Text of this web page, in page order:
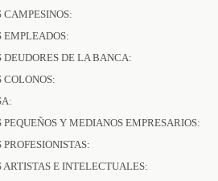
EMPLEADOS:
DE LA BANCA:
Y MEDIANOS EMPRESARIOS:
E INTELECTUALES: